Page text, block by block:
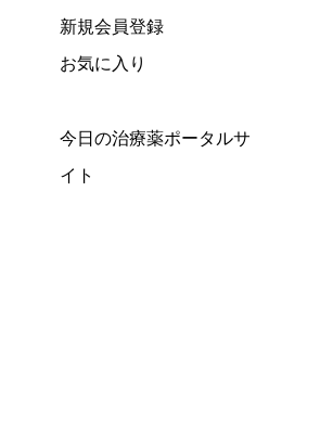
新規会員登録
お気に入り
今日の治療薬ポータルサ
イト